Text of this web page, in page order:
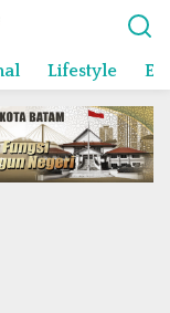
Lifestyle